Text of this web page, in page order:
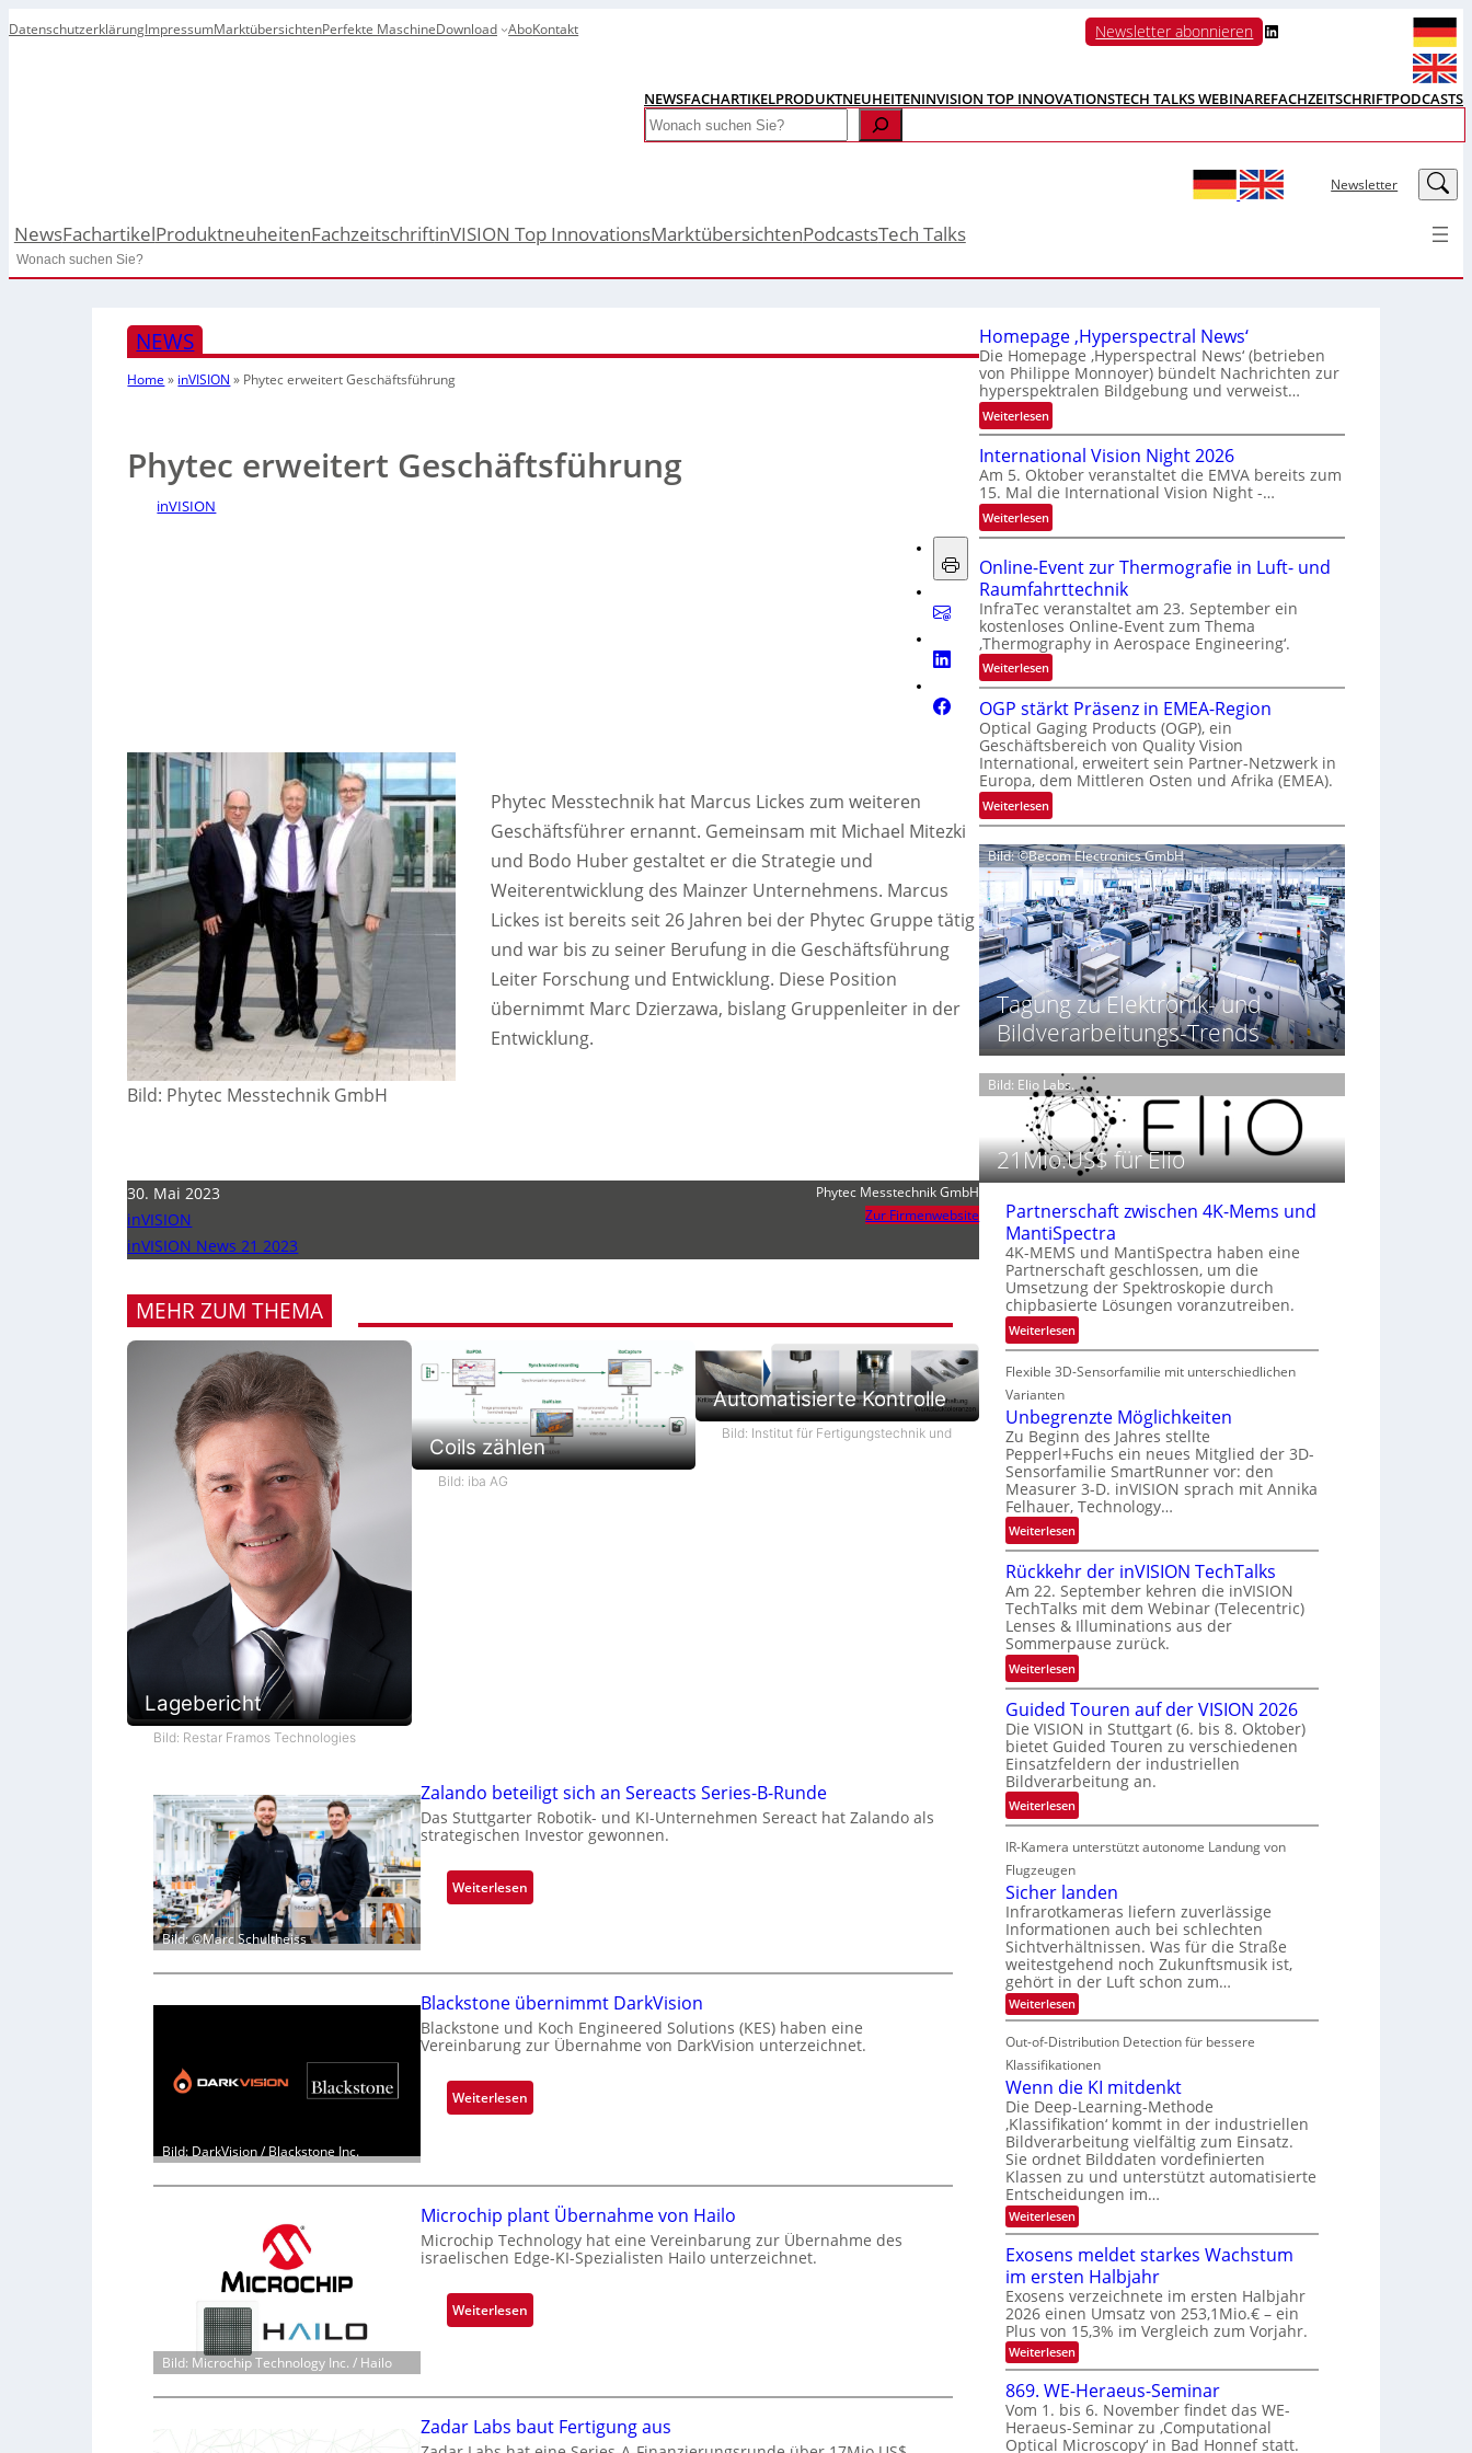
DatenschutzerklärungImpressumMarktübersichtenPerfekte MaschineDownload AboKontakt Newsletter abonnieren LinkedIn
NEWSFACHARTIKELPRODUKTNEUHEITENINVISION TOP INNOVATIONSTECH TALKS WEBINAREFACHZEITSCHRIFTPODCASTS
Search
Newsletter LinkedIn
NewsFachartikelProduktneuheitenFachzeitschriftinVISION Top InnovationsMarktübersichtenPodcastsTech Talks
Search
NEWS
Home » inVISION » Phytec erweitert Geschäftsführung
Phytec erweitert Geschäftsführung
inVISION
Bild: Phytec Messtechnik GmbH
Phytec Messtechnik hat Marcus Lickes zum weiteren
Geschäftsführer ernannt. Gemeinsam mit Michael Mitezki
und Bodo Huber gestaltet er die Strategie und
Weiterentwicklung des Mainzer Unternehmens. Marcus
Lickes ist bereits seit 26 Jahren bei der Phytec Gruppe tätig
und war bis zu seiner Berufung in die Geschäftsführung
Leiter Forschung und Entwicklung. Diese Position
übernimmt Marc Dzierzawa, bislang Gruppenleiter in der
Entwicklung.
30. Mai 2023
inVISION
inVISION News 21 2023
Phytec Messtechnik GmbH
Zur Firmenwebsite
MEHR ZUM THEMA
Lagebericht
Bild: Restar Framos Technologies
Coils zählen
Bild: iba AG
Automatisierte Kontrolle
Bild: Institut für Fertigungstechnik und
Bild: ©Marc Schultheiss
Zalando beteiligt sich an Sereacts Series-B-Runde
Das Stuttgarter Robotik- und KI-Unternehmen Sereact hat Zalando als
strategischen Investor gewonnen.
Weiterlesen:
Z
a
n
d
o
e
t
l
i
g
t
c
n
e
Bild: DarkVision / Blackstone Inc.
Blackstone übernimmt DarkVision
Blackstone und Koch Engineered Solutions (KES) haben eine
Vereinbarung zur Übernahme von DarkVision unterzeichnet.
Weiterlesen:
B
c
k
s
t
e
e
Bild: Microchip Technology Inc. / Hailo
Microchip plant Übernahme von Hailo
Microchip Technology hat eine Vereinbarung zur Übernahme des
israelischen Edge-KI-Spezialisten Hailo unterzeichnet.
Weiterlesen:
M
r
o
c
Zadar Labs baut Fertigung aus
Homepage ‚Hyperspectral News‘
Die Homepage ‚Hyperspectral News‘ (betrieben
von Philippe Monnoyer) bündelt Nachrichten zur
hyperspektralen Bildgebung und verweist…
Weiterlesen:
H
o
m
e
p
a
‚
H
y
e
r
s
p
e
c
t
r
a
l
N
e
w
s
‘
International Vision Night 2026
Am 5. Oktober veranstaltet die EMVA bereits zum
15. Mal die International Vision Night -…
Weiterlesen:
I
t
e
r
n
t
i
o
n
a
l
V
i
s
i
n
N
i
g
h
t
2
0
2
6
Online-Event zur Thermografie in Luft- und
Raumfahrttechnik
InfraTec veranstaltet am 23. September ein
kostenloses Online-Event zum Thema
‚Thermography in Aerospace Engineering‘.
Weiterlesen:
O
n
l
i
n
e
-
v
e
n
t
z
u
r
T
e
m
o
g
r
a
f
i
e
i
n
L
u
f
t
-
u
n
d
R
a
u
m
f
h
r
t
t
e
c
h
n
k
OGP stärkt Präsenz in EMEA-Region
Optical Gaging Products (OGP), ein
Geschäftsbereich von Quality Vision
International, erweitert sein Partner-Netzwerk in
Europa, dem Mittleren Osten und Afrika (EMEA).
Weiterlesen:
O
G
P
t
ä
r
k
t
P
r
ä
s
e
n
z
i
n
M
E
A
-
R
e
g
Bild: ©Becom Electronics GmbH
Tagung zu Elektronik- und
Bildverarbeitungs-Trends
Bild: Elio Labs.
21Mio.US$ für Elio
Partnerschaft zwischen 4K-Mems und
MantiSpectra
4K-MEMS und MantiSpectra haben eine
Partnerschaft geschlossen, um die
Umsetzung der Spektroskopie durch
chipbasierte Lösungen voranzutreiben.
Weiterlesen:
P
a
t
n
e
r
c
h
f
t
z
w
i
s
c
h
e
n
4
K
-
M
e
m
s
u
n
d
M
a
n
S
p
e
c
t
r
a
Flexible 3D-Sensorfamilie mit unterschiedlichen
Varianten
Unbegrenzte Möglichkeiten
Zu Beginn des Jahres stellte
Pepperl+Fuchs ein neues Mitglied der 3D-
Sensorfamilie SmartRunner vor: den
Measurer 3-D. inVISION sprach mit Annika
Felhauer, Technology…
Weiterlesen:
U
n
b
e
g
r
e
z
t
e
M
g
l
h
k
e
i
t
e
Rückkehr der inVISION TechTalks
Am 22. September kehren die inVISION
TechTalks mit dem Webinar (Telecentric)
Lenses & Illuminations aus der
Sommerpause zurück.
Weiterlesen:
R
ü
c
k
k
e
h
d
e
r
i
n
V
I
S
I
O
N
T
e
c
h
T
a
l
k
s
Guided Touren auf der VISION 2026
Die VISION in Stuttgart (6. bis 8. Oktober)
bietet Guided Touren zu verschiedenen
Einsatzfeldern der industriellen
Bildverarbeitung an.
Weiterlesen:
G
u
i
d
e
d
T
o
u
r
e
a
u
f
d
e
r
V
I
O
N
2
0
2
6
IR-Kamera unterstützt autonome Landung von
Flugzeugen
Sicher landen
Infrarotkameras liefern zuverlässige
Informationen auch bei schlechten
Sichtverhältnissen. Was für die Straße
weitestgehend noch Zukunftsmusik ist,
gehört in der Luft schon zum…
Weiterlesen:
S
c
h
r
l
a
n
d
e
n
Out-of-Distribution Detection für bessere
Klassifikationen
Wenn die KI mitdenkt
Die Deep-Learning-Methode
‚Klassifikation‘ kommt in der industriellen
Bildverarbeitung vielfältig zum Einsatz.
Sie ordnet Bilddaten vordefinierten
Klassen zu und unterstützt automatisierte
Entscheidungen im…
Weiterlesen:
W
n
n
d
e
K
I
m
i
t
d
e
n
Exosens meldet starkes Wachstum
im ersten Halbjahr
Exosens verzeichnete im ersten Halbjahr
2026 einen Umsatz von 253,1Mio.€ – ein
Plus von 15,3% im Vergleich zum Vorjahr.
Weiterlesen:
E
x
o
s
e
n
869. WE-Heraeus-Seminar
Vom 1. bis 6. November findet das WE-
Heraeus-Seminar zu ‚Computational
Optical Microscopy‘ in Bad Honnef statt.